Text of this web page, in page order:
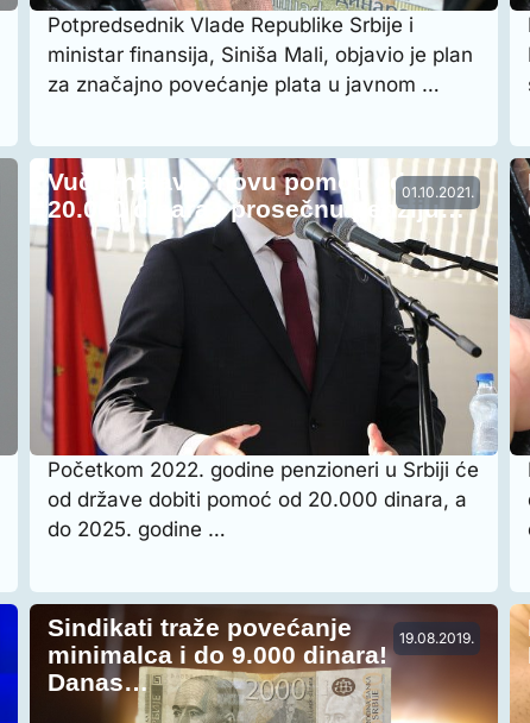
Potpredsednik Vlade Republike Srbije i
ministar finansija, Siniša Mali, objavio je plan
za značajno povećanje plata u javnom …
01.10.2021.
Vučić najavio novu pomoć od
20.000 dinara i prosečnu penziju…
Početkom 2022. godine penzioneri u Srbiji će
od države dobiti pomoć od 20.000 dinara, a
do 2025. godine …
19.08.2019.
Sindikati traže povećanje
minimalca i do 9.000 dinara!
Danas…